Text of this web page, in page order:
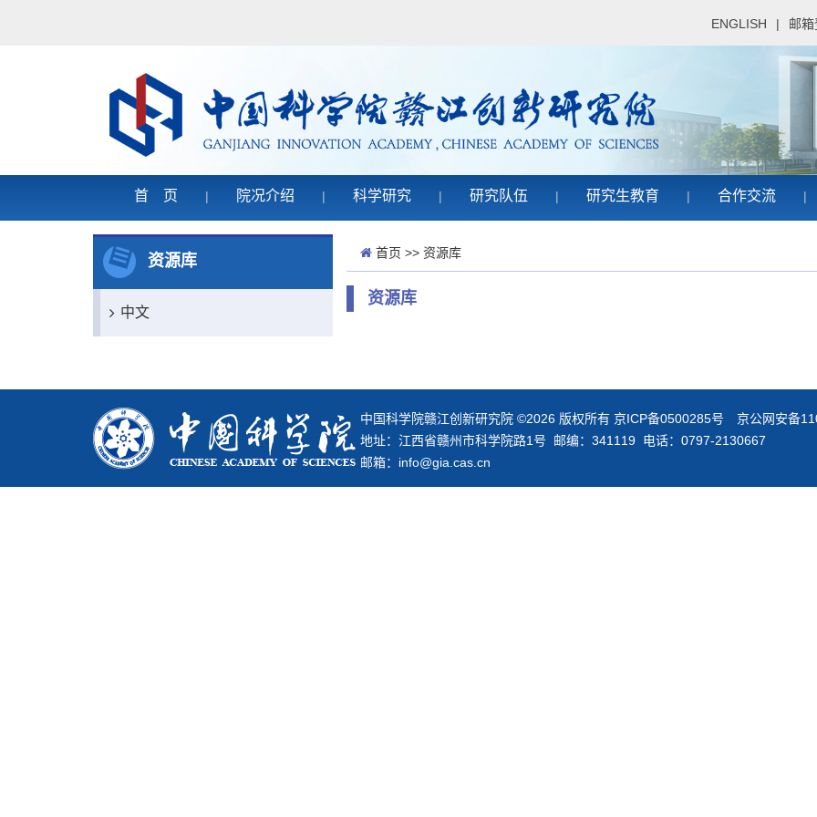
ENGLISH | 邮
首 页 | 院况介绍 | 科学研究 | 研究队伍 | 研究生教育 | 合作交流 |
资源库
中文
首页 >> 资源库
资源库
中国科学院赣江创新研究院 ©2026 版权所有 京ICP备0500285号 京公网安备
地址：江西省赣州市科学院路1号 邮编：341119 电话：0797-2130667
邮箱：info@gia.cas.cn